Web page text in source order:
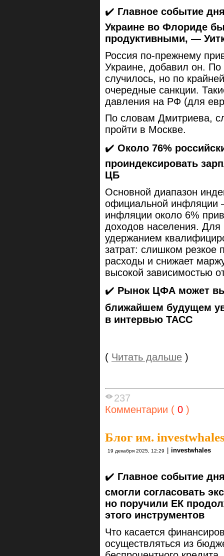
✔️ Главное событие
Украине во Флориде
продуктивными, —
Россия по-прежнему
Украине, добавил он. По
случилось, но по
очередные санкции.
давления на РФ (для
По словам Дмитриева,
пройти в Москве.
✔️ Около 76%
проиндексировать
ЦБ
Основной диапазон
официальной инфляции
инфляции около 6%
доходов населения. Для
удержанием
затрат: слишком резкое
расходы и снижает
высокой зависимостью
✔️ Рынок ЦФА может
ближайшем будущем
в интервью ТАСС
( Читать дальше )
237
Комментарии ( 0 )
Блог им.
19 декабря 2025, 12:29 investwhales
✔️ Главное событие
смогли согласовать
но поручили ЕК
этого инструментов
Что касается
осуществляться из